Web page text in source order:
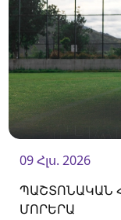
09 Հլս. 2026
ՊԱՇՏՈՆԱԿԱՆ
ՄՈՐԵՐԱ